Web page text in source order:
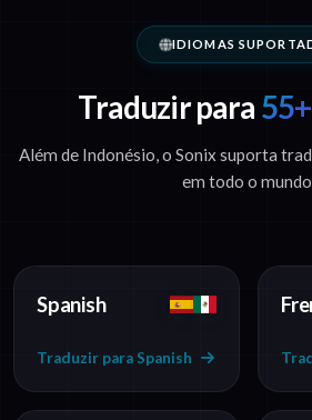
IDIOMAS
Traduzir para
Além de Indonésio, o Sonix suporta
em todo o
Spanish
Traduzir para Spanish